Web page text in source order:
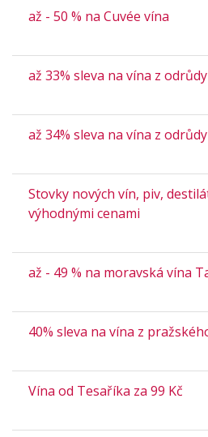
až - 50 % na Cuvée vína
až 33% sleva na vína z
až 34% sleva na vína z
Stovky nových vín, piv,
výhodnými cenami
až - 49 % na moravská vína
40% sleva na vína z
Vína od Tesaříka za 99 Kč